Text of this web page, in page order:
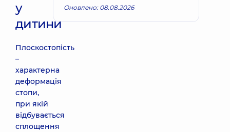
у
дитини
Плоскостопість
–
характерна
деформація
стопи,
при якій
відбувається
сплощення
Оновлено: 08.08.2026